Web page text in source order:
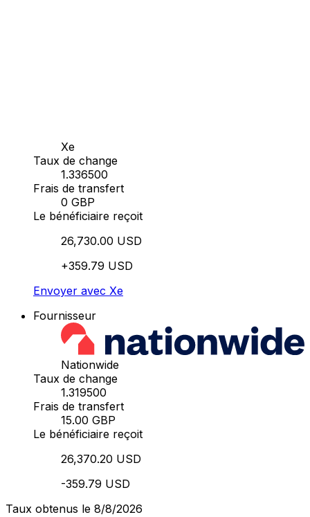
Xe
Taux de change
1.336500
Frais de transfert
0 GBP
Le bénéficiaire reçoit
26,730.00 USD
+359.79 USD
Envoyer avec Xe
Fournisseur
Nationwide
Taux de change
1.319500
Frais de transfert
15.00 GBP
Le bénéficiaire reçoit
26,370.20 USD
-359.79 USD
Taux obtenus le 8/8/2026